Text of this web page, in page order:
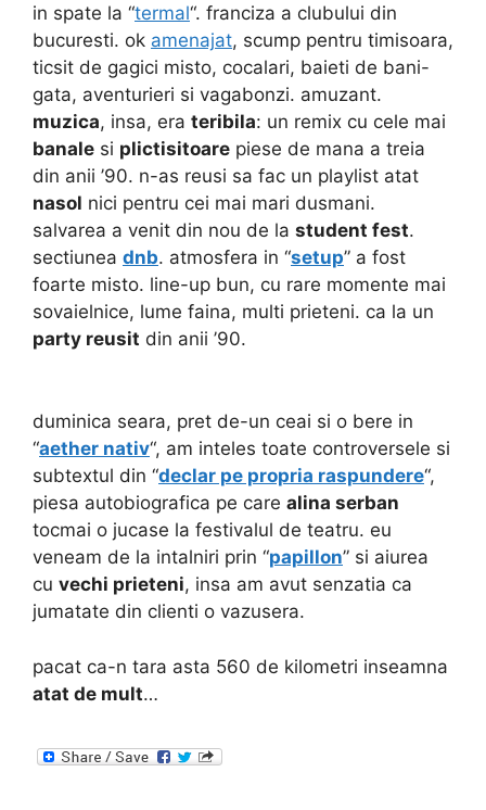
in spate la “termal“. franciza a clubului din
bucuresti. ok amenajat, scump pentru timisoara,
ticsit de gagici misto, cocalari, baieti de bani-
gata, aventurieri si vagabonzi. amuzant.
muzica, insa, era teribila: un remix cu cele mai
banale si plictisitoare piese de mana a treia
din anii ’90. n-as reusi sa fac un playlist atat
nasol nici pentru cei mai mari dusmani.
salvarea a venit din nou de la student fest.
sectiunea dnb. atmosfera in “setup” a fost
foarte misto. line-up bun, cu rare momente mai
sovaielnice, lume faina, multi prieteni. ca la un
party reusit din anii ’90.
duminica seara, pret de-un ceai si o bere in
“aether nativ“, am inteles toate controversele si
subtextul din “declar pe propria raspundere“,
piesa autobiografica pe care alina serban
tocmai o jucase la festivalul de teatru. eu
veneam de la intalniri prin “papillon” si aiurea
cu vechi prieteni, insa am avut senzatia ca
jumatate din clienti o vazusera.
pacat ca-n tara asta 560 de kilometri inseamna
atat de mult…